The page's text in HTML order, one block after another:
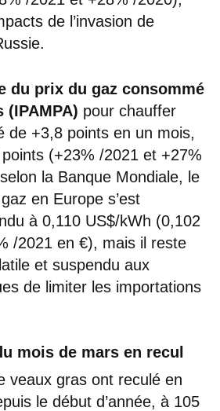
de l’invasion de
du prix du gaz consommé
(IPAMPA) pour chauffer
de +3,8 points en un mois,
(+23% /2021 et +27%
la Banque Mondiale, le
en Europe s’est
à 0,110 US$/kWh (0,102
/2021 en €), mais il reste
et suspendu aux
de limiter les importations
mois de mars en recul
veaux gras ont reculé en
le début d’année, à 105